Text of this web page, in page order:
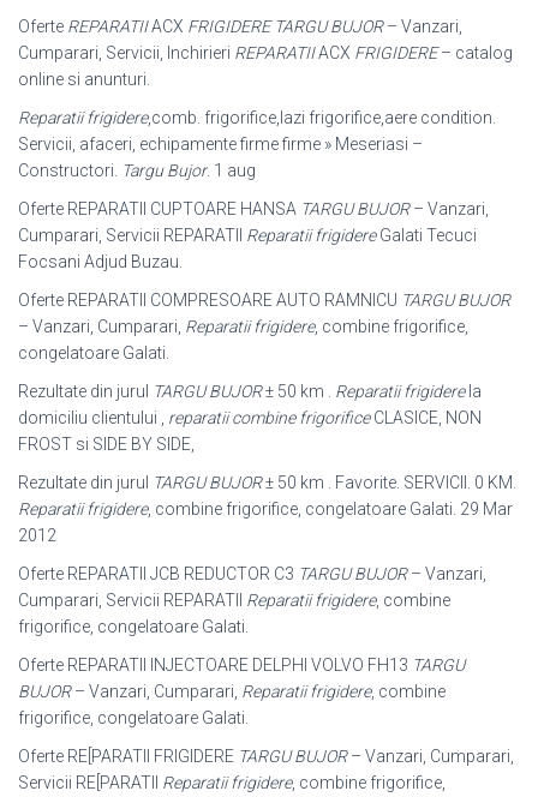
Oferte REPARATIIACX FRIGIDERE TARGU BUJOR– Vanzari,
Cumparari, Servicii, Inchirieri REPARATIIACX FRIGIDERE– catalog
online si anunturi.
Reparatii frigidere,comb. frigorifice,lazi frigorifice,aere condition.
Servicii, afaceri, echipamente firme firme » Meseriasi –
Constructori. Targu Bujor. 1 aug
Oferte REPARATII CUPTOARE HANSA TARGU BUJOR– Vanzari,
Cumparari, Servicii REPARATII Reparatii frigidereGalati Tecuci
Focsani Adjud Buzau.
Oferte REPARATII COMPRESOARE AUTO RAMNICU TARGU BUJOR
– Vanzari, Cumparari, Reparatii frigidere, combine frigorifice,
congelatoare Galati.
Rezultate din jurul TARGU BUJOR± 50 km . Reparatii frigiderela
domiciliu clientului , reparatii combine frigorificeCLASICE, NON
FROST si SIDE BY SIDE,
Rezultate din jurul TARGU BUJOR± 50 km . Favorite. SERVICII. 0 KM.
Reparatii frigidere, combine frigorifice, congelatoare Galati. 29 Mar
2012
Oferte REPARATII JCB REDUCTOR C3 TARGU BUJOR– Vanzari,
Cumparari, Servicii REPARATII Reparatii frigidere, combine
frigorifice, congelatoare Galati
Oferte REPARATII INJECTOARE DELPHI VOLVO FH13 TARGU
BUJOR– Vanzari, Cumparari, Reparatii frigidere, combine
frigorifice, congelatoare Galati.
Oferte RE[PARATII FRIGIDERE TARGU BUJOR– Vanzari, Cumparari,
Servicii RE[PARATII Reparatii frigidere, combine frigorifice,